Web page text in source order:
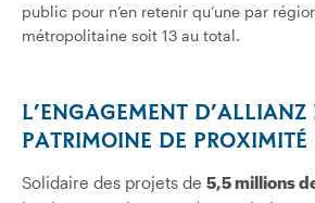
public pour n’en retenir qu’une par
métropolitaine soit 13 au total.
L’ENGAGEMENT D’ALLIANZ
PATRIMOINE DE PROXIMITÉ
Solidaire des projets de 5,5 millions